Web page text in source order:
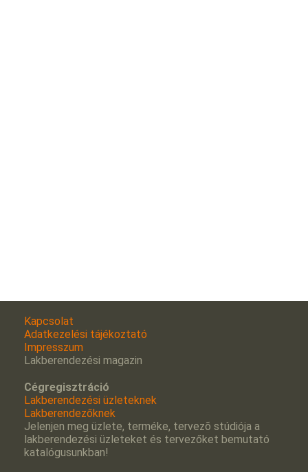
Kapcsolat
Adatkezelési tájékoztató
Impresszum
Lakberendezési magazin
Cégregisztráció
Lakberendezési üzleteknek
Lakberendezőknek
Jelenjen meg üzlete, terméke, tervezõ stúdiója a
lakberendezési üzleteket és tervezőket bemutató
katalógusunkban!